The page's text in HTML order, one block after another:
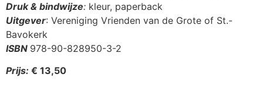
Druk & bindwijze: kleur, paperback
Uitgever: Vereniging Vrienden van de Grote of St.-
Bavokerk
ISBN 978-90-828950-3-2
Prijs: € 13,50